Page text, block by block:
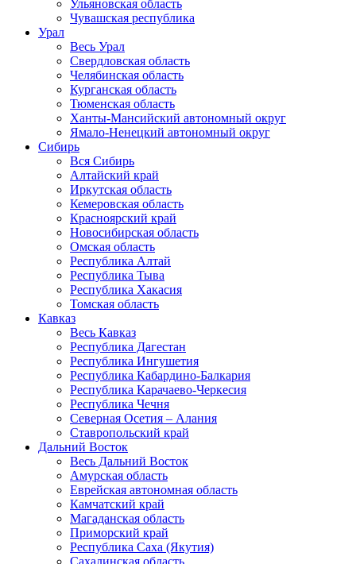
Ульяновская область
Чувашская республика
Урал
Весь Урал
Свердловская область
Челябинская область
Курганская область
Тюменская область
Ханты-Мансийский автономный округ
Ямало-Ненецкий автономный округ
Сибирь
Вся Сибирь
Алтайский край
Иркутская область
Кемеровская область
Красноярский край
Новосибирская область
Омская область
Республика Алтай
Республика Тыва
Республика Хакасия
Томская область
Кавказ
Весь Кавказ
Республика Дагестан
Республика Ингушетия
Республика Кабардино-Балкария
Республика Карачаево-Черкесия
Республика Чечня
Северная Осетия – Алания
Ставропольский край
Дальний Восток
Весь Дальний Восток
Амурская область
Еврейская автономная область
Камчатский край
Магаданская область
Приморский край
Республика Саха (Якутия)
Сахалинская область